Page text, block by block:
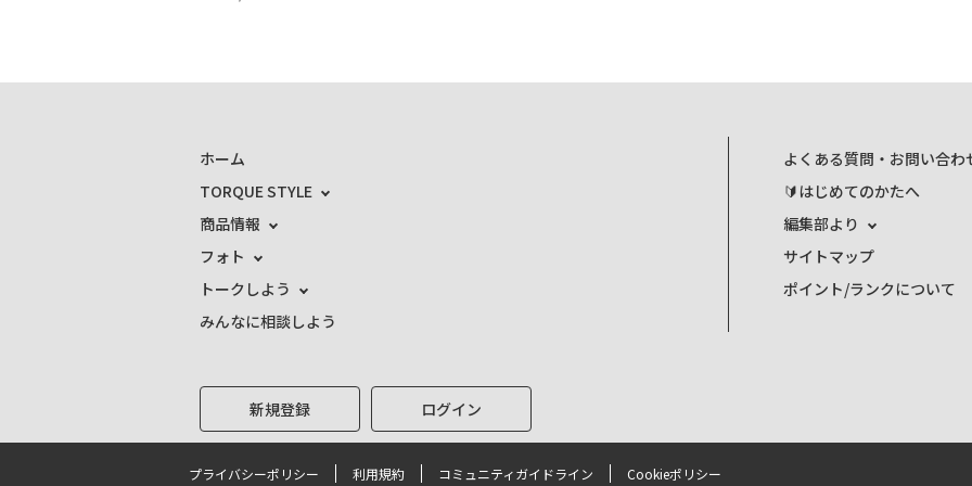
ホーム
TORQUE STYLE
商品情報
フォト
トークしよう
みんなに相談しよう
よくある質問・お問い合わ
🔰はじめてのかたへ
編集部より
サイトマップ
ポイント/ランクについて
新規登録 ログイン
プライバシーポリシー 利用規約 コミュニティガイドライン Cookieポリシー